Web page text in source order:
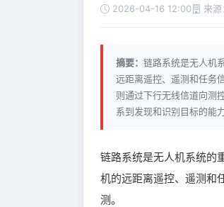
2026-04-16 12:00 来源
摘要： 链路系统是无人机
远距离遥控、遥测和任务
则通过下行无线信道向测
系到发现和识别目标的能
链路系统是无人机系统的
机的远距离遥控、遥测和
测。